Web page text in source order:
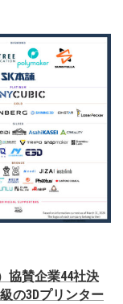
協賛企業44社決
の3Dプリンター